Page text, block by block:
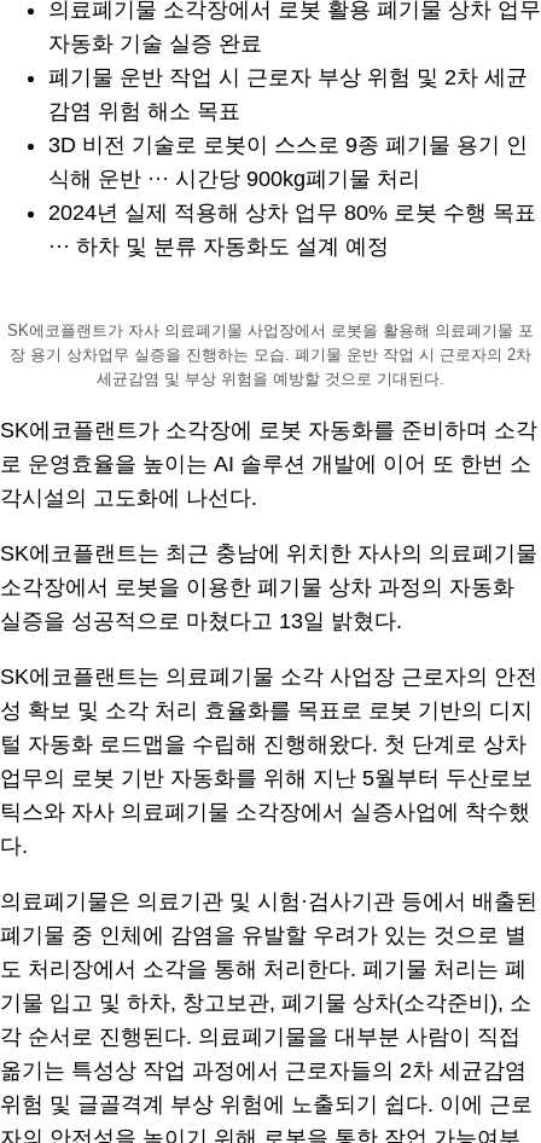
의료폐기물 소각장에서 로봇 활용 폐기물 상차 업무
자동화 기술 실증 완료
폐기물 운반 작업 시 근로자 부상 위험 및 2차 세균
감염 위험 해소 목표
3D 비전 기술로 로봇이 스스로 9종 폐기물 용기 인
식해 운반 ··· 시간당 900kg폐기물 처리
2024년 실제 적용해 상차 업무 80% 로봇 수행 목표
··· 하차 및 분류 자동화도 설계 예정
SK에코플랜트가 자사 의료폐기물 사업장에서 로봇을 활용해 의료폐기물 포
장 용기 상차업무 실증을 진행하는 모습. 폐기물 운반 작업 시 근로자의 2차
세균감염 및 부상 위험을 예방할 것으로 기대된다.
SK에코플랜트가 소각장에 로봇 자동화를 준비하며 소각
로 운영효율을 높이는 AI 솔루션 개발에 이어 또 한번 소
각시설의 고도화에 나선다.
SK에코플랜트는 최근 충남에 위치한 자사의 의료폐기물
소각장에서 로봇을 이용한 폐기물 상차 과정의 자동화
실증을 성공적으로 마쳤다고 13일 밝혔다.
SK에코플랜트는 의료폐기물 소각 사업장 근로자의 안전
성 확보 및 소각 처리 효율화를 목표로 로봇 기반의 디지
털 자동화 로드맵을 수립해 진행해왔다. 첫 단계로 상차
업무의 로봇 기반 자동화를 위해 지난 5월부터 두산로보
틱스와 자사 의료폐기물 소각장에서 실증사업에 착수했
다.
의료폐기물은 의료기관 및 시험·검사기관 등에서 배출된
폐기물 중 인체에 감염을 유발할 우려가 있는 것으로 별
도 처리장에서 소각을 통해 처리한다. 폐기물 처리는 폐
기물 입고 및 하차, 창고보관, 폐기물 상차(소각준비), 소
각 순서로 진행된다. 의료폐기물을 대부분 사람이 직접
옮기는 특성상 작업 과정에서 근로자들의 2차 세균감염
위험 및 글골격계 부상 위험에 노출되기 쉽다. 이에 근로